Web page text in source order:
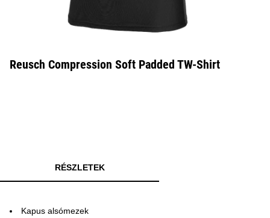
Reusch Compression Soft Padded TW-Shirt
RÉSZLETEK
Kapus alsómezek